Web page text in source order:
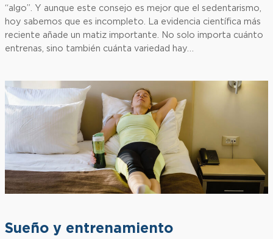
“algo”. Y aunque este consejo es mejor que el sedentarismo,
hoy sabemos que es incompleto. La evidencia científica más
reciente añade un matiz importante. No solo importa cuánto
entrenas, sino también cuánta variedad hay…
Sueño y entrenamiento